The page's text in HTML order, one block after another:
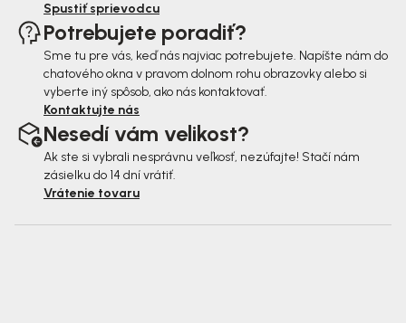
Spustiť sprievodcu
Potrebujete poradiť?
Sme tu pre vás, keď nás najviac potrebujete. Napíšte nám do
chatového okna v pravom dolnom rohu obrazovky alebo si
vyberte iný spôsob, ako nás kontaktovať.
Kontaktujte nás
Nesedí vám velikost?
Ak ste si vybrali nesprávnu veľkosť, nezúfajte! Stačí nám
zásielku do 14 dní vrátiť.
Vrátenie tovaru